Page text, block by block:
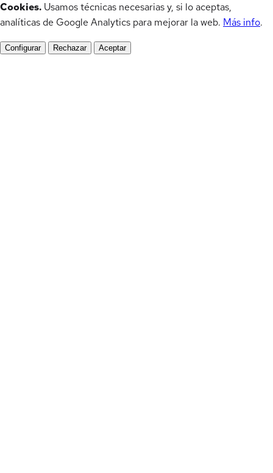
Cookies. Usamos técnicas necesarias y, si lo aceptas,
analíticas de Google Analytics para mejorar la web. Más info.
Configurar Rechazar Aceptar